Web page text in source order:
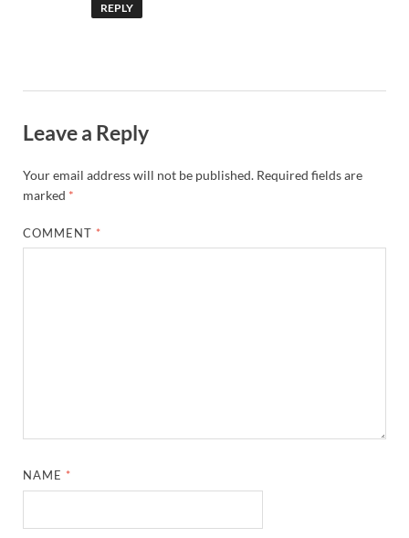
REPLY
Leave a Reply
Your email address will not be published. Required fields are
marked *
COMMENT *
NAME *